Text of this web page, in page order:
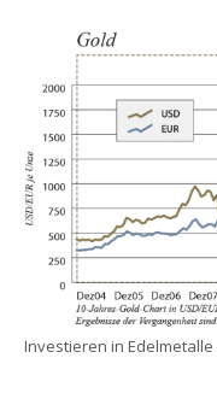
Investieren in